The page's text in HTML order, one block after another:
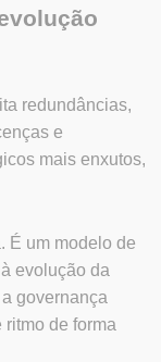
redundâncias,
e
mais enxutos,
É um modelo de
evolução da
governança
de forma